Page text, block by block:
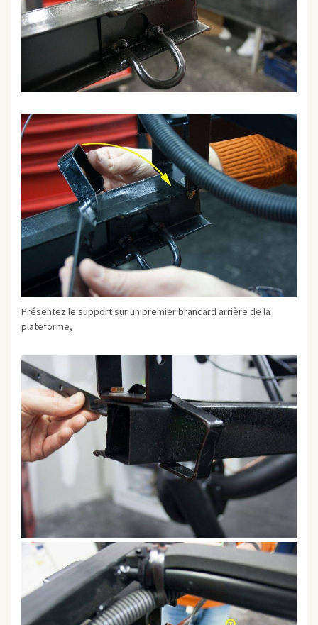
Présentez le support sur un premier brancard arrière de la
plateforme,